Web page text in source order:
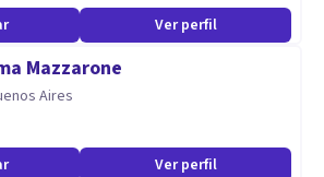
Ver perfil
Mazzarone
Aires
Ver perfil